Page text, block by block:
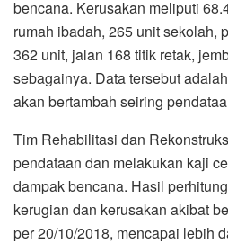
bencana. Kerusakan meliputi
rumah ibadah, 265 unit sekolah,
362 unit, jalan 168 titik retak,
sebagainya. Data tersebut
akan bertambah seiring
Tim Rehabilitasi dan
pendataan dan melakukan kaji
dampak bencana. Hasil
kerugian dan kerusakan akibat
per 20/10/2018, mencapai lebih